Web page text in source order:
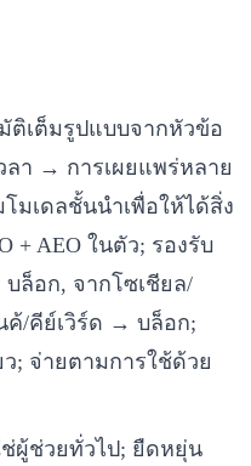
ติเต็มรูปแบบจากหัวข้อ
า → การเผยแพร่หลาย
มเดลชั้นนำเพื่อให้ได้สิ่ง
+ AEO ในตัว; รองรับ
ล็อก, จากโซเชียล/
/คีย์เวิร์ด → บล็อก;
ว; จ่ายตามการใช้ด้วย
ช่ผู้ช่วยทั่วไป; ยืดหยุ่น